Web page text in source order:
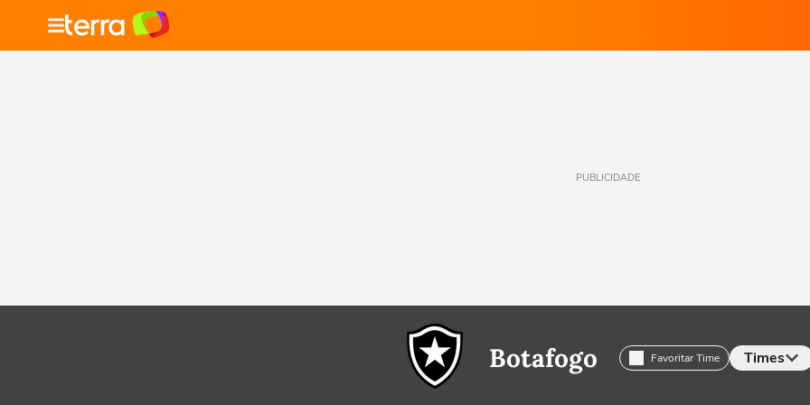
PUBLICIDADE
Botafogo Favoritar Time Times